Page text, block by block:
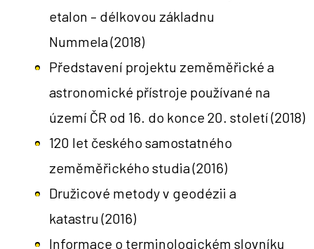
etalon – délkovou základnu
Nummela(2018)
Představení projektu zeměměřické a
astronomické přístroje používané na
území ČR od 16. do konce 20. století(2018)
120 let českého samostatného
zeměměřického studia(2016)
Družicové metody v geodézii a
katastru(2016)
Informace o terminologickém slovníku